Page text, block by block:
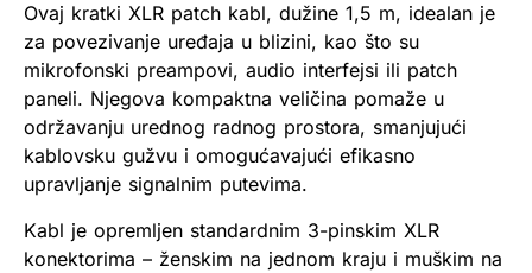
Ovaj kratki XLR patch kabl, dužine 1,5 m, idealan je
za povezivanje uređaja u blizini, kao što su
mikrofonski preampovi, audio interfejsi ili patch
paneli. Njegova kompaktna veličina pomaže u
održavanju urednog radnog prostora, smanjujući
kablovsku gužvu i omogućavajući efikasno
upravljanje signalnim putevima.
Kabl je opremljen standardnim 3-pinskim XLR
konektorima – ženskim na jednom kraju i muškim na